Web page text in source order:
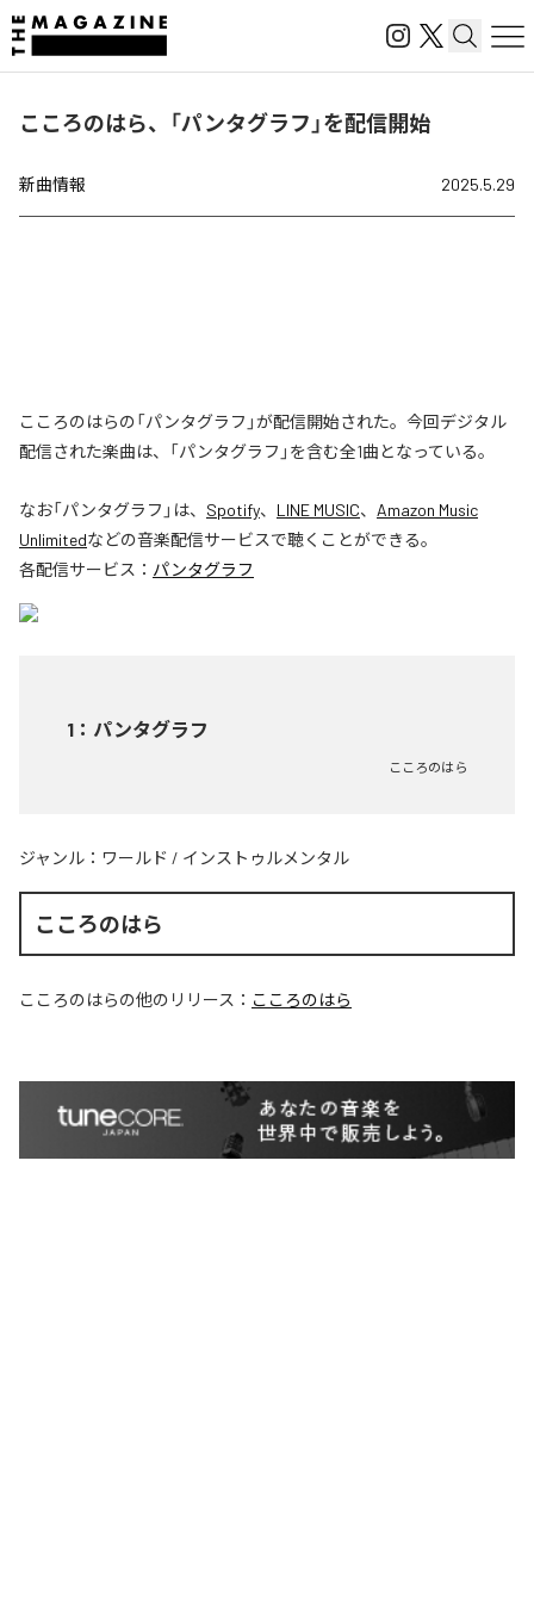
こころのはら、「パンタグラフ」を配信開始
新曲情報 2025.5.29
こころのはらの「パンタグラフ」が配信開始された。今回デジタル
配信された楽曲は、「パンタグラフ」を含む全1曲となっている。
なお「パンタグラフ 」は、 Spotify、 LINE MUSIC、 Amazon Music
Unlimitedなどの音楽配信サービスで聴くことができる。
各配信サービス： パンタグラフ
1 ： パンタグラフ
こころのはら
ジャンル： ワールド / インストゥルメンタル
こころのはら
こころのはらの他のリリース： こころのはら